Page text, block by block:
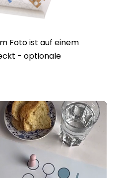
Foto ist auf einem
- optionale